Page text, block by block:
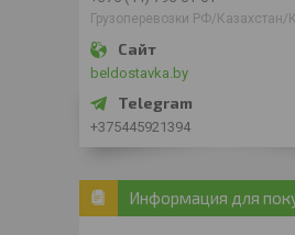
Грузоперевозки РФ/Казахстан/
beldostavka.by
+375445921394
Информация для